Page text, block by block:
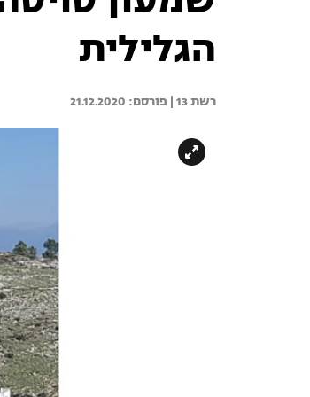
הגלילית
רשת 13 | 21.12.2020